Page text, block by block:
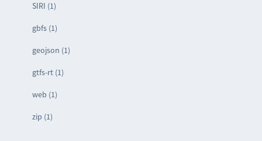
SIRI (1)
gbfs (1)
geojson (1)
gtfs-rt (1)
web (1)
zip (1)